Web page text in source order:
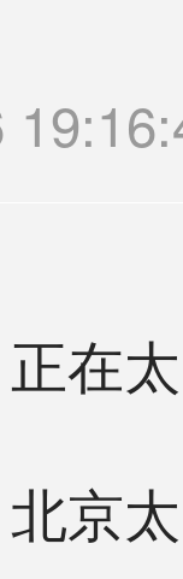
太
太